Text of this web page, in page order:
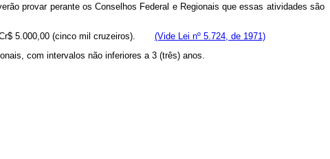
provar perante os Conselhos Federal e Regionais que essas atividades são
Cr$ 5.000,00 (cinco mil cruzeiros). (Vide Lei nº 5.724, de 1971)
com intervalos não inferiores a 3 (três) anos.